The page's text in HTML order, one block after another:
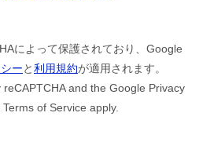
によって保護されており、Google
ーと利用規約が適用されます。
and the Google Privacy
of Service apply.